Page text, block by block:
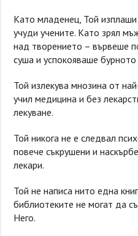
Като младенец, Той
учуди учените. Като зрял
над творението – вървеше
суша и успокояваше
Той излекува мнозина от
учил медицина и без
лекуване.
Той никога не е следвал
повече съкрушени и
лекари.
Той не написа нито една
библиотеките не могат да
Него.